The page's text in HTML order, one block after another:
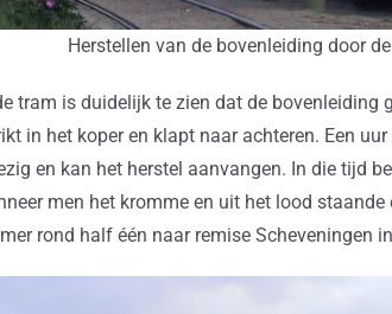
Herstellen van de bovenleiding door
tram is duidelijk te zien dat de bovenleiding
in het koper en klapt naar achteren. Een
en kan het herstel aanvangen. In die tijd
men het kromme en uit het lood
rond half één naar remise Scheveningen